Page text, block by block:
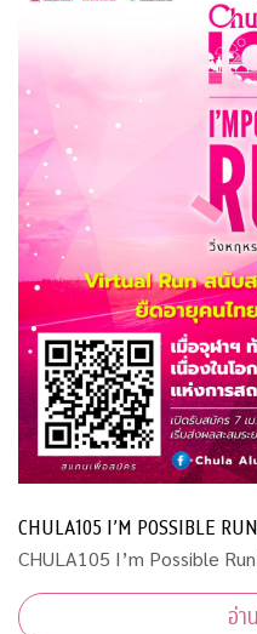
CHULA105 I’M POSSIBLE
CHULA105 I’m Possible
อ่า